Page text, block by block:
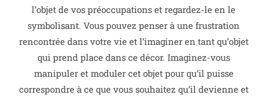
l’objet de vos préoccupations et regardez-le en le
symbolisant. Vous pouvez penser à une frustration
rencontrée dans votre vie et l’imaginer en tant qu’objet
qui prend place dans ce décor. Imaginez-vous
manipuler et moduler cet objet pour qu’il puisse
correspondre à ce que vous souhaitez qu’il devienne et